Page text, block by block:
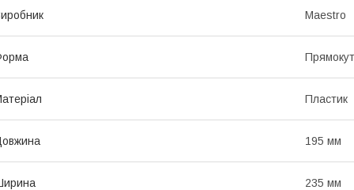
Maestro
Пластик
195 мм
235 мм